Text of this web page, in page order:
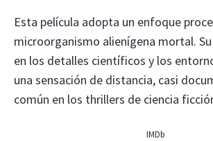
Esta película adopta un enfoque
microorganismo alienígena mortal.
en los detalles científicos y los
una sensación de distancia, casi
común en los thrillers de ciencia
IMDb